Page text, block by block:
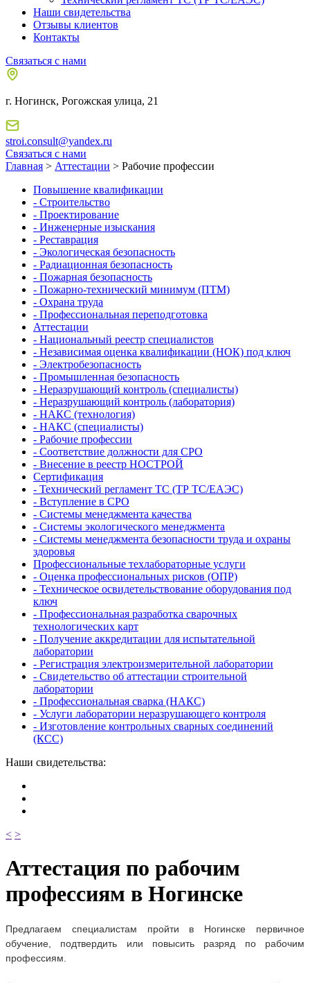
Наши свидетельства
Отзывы клиентов
Контакты
Связаться с нами
г. Ногинск, Рогожская улица, 21
stroi.consult@yandex.ru
Связаться с нами
Главная > Аттестации > Рабочие профессии
Повышение квалификации
- Строительство
- Проектирование
- Инженерные изыскания
- Реставрация
- Экологическая безопасность
- Радиационная безопасность
- Пожарная безопасность
- Пожарно-технический минимум (ПТМ)
- Охрана труда
- Профессиональная переподготовка
Аттестации
- Национальный реестр специалистов
- Независимая оценка квалификации (НОК) под ключ
- Электробезопасность
- Промышленная безопасность
- Неразрушающий контроль (специалисты)
- Неразрушающий контроль (лаборатория)
- НАКС (технология)
- НАКС (специалисты)
- Рабочие профессии
- Соответствие должности для СРО
- Внесение в реестр НОСТРОЙ
Сертификация
- Технический регламент ТС (ТР ТС/ЕАЭС)
- Вступление в СРО
- Системы менеджмента качества
- Системы экологического менеджмента
- Системы менеджмента безопасности труда и охраны
здоровья
Профессиональные техлабораторные услуги
- Оценка профессиональных рисков (ОПР)
- Техническое освидетельствование оборудования под
ключ
- Профессиональная разработка сварочных
технологических карт
- Получение аккредитации для испытательной
лаборатории
- Регистрация электроизмерительной лаборатории
- Свидетельство об аттестации строительной
лаборатории
- Профессиональная сварка (НАКС)
- Услуги лаборатории неразрушающего контроля
- Изготовление контрольных сварных соединений
(КСС)
Наши свидетельства:
< >
Аттестация по рабочим
профессиям в Ногинске
Предлагаем специалистам пройти в Ногинске первичное
обучение, подтвердить или повысить разряд по рабочим
профессиям.